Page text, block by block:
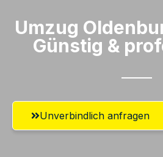
Umzug
Günstig &
Unverbindlich anfragen